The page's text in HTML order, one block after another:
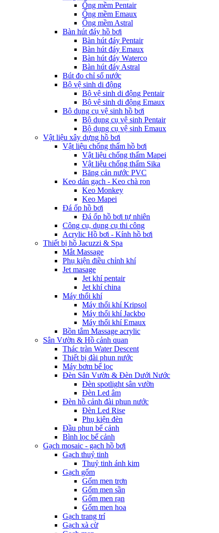
Ống mềm Pentair
Ống mềm Emaux
Ống mềm Astral
Bàn hút đáy hồ bơi
Bàn hút đáy Pentair
Bàn hút đáy Emaux
Bàn hút đáy Waterco
Bàn hút đáy Astral
Bút đo chỉ số nước
Bộ vệ sinh di động
Bộ vệ sinh di động Pentair
Bộ vệ sinh di động Emaux
Bộ dụng cụ vệ sinh hồ bơi
Bộ dụng cụ vệ sinh Pentair
Bộ dụng cụ vệ sinh Emaux
Vật liệu xây dựng hồ bơi
Vật liệu chống thấm hồ bơi
Vật liệu chống thấm Mapei
Vật liệu chống thấm Sika
Băng cản nước PVC
Keo dán gạch - Keo chà ron
Keo Monkey
Keo Mapei
Đá ốp hồ bơi
Đá ốp hồ bơi tự nhiên
Công cụ, dụng cụ thi công
Acrylic Hồ bơi - Kính hồ bơi
Thiết bị hồ Jacuzzi & Spa
Mắt Massage
Phụ kiện điều chỉnh khí
Jet masage
Jet khí pentair
Jet khí china
Máy thổi khí
Máy thổi khí Kripsol
Máy thổi khí Jackbo
Máy thổi khí Emaux
Bồn tắm Massage acrylic
Sân Vườn & Hồ cảnh quan
Thác tràn Water Descent
Thiết bị đài phun nước
Máy bơm bể lọc
Đèn Sân Vườn & Đèn Dưới Nước
Đèn spotlight sân vườn
Đèn Led âm
Đèn hồ cảnh đài phun nước
Đèn Led Rise
Phụ kiện đèn
Đầu phun bể cảnh
Bình lọc bể cảnh
Gạch mosaic - gạch hồ bơi
Gạch thuỷ tinh
Thuỷ tinh ánh kim
Gạch gốm
Gốm men trơn
Gốm men sần
Gốm men rạn
Gốm men hoa
Gạch trang trí
Gạch xà cừ